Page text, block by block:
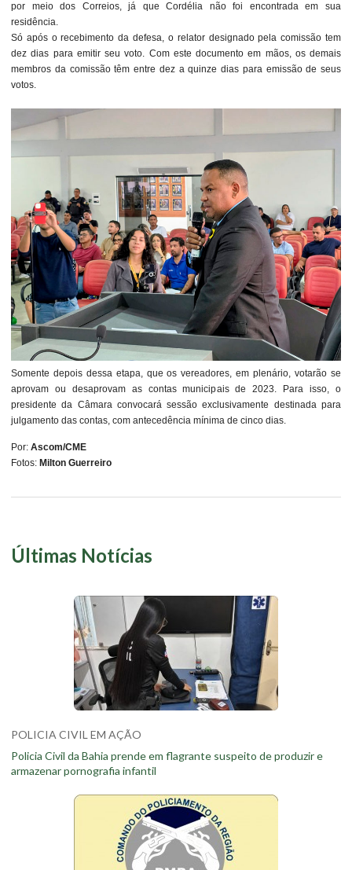
por meio dos Correios, já que Cordélia não foi encontrada em sua
residência.
Só após o recebimento da defesa, o relator designado pela comissão tem
dez dias para emitir seu voto. Com este documento em mãos, os demais
membros da comissão têm entre dez a quinze dias para emissão de seus
votos.
Somente depois dessa etapa, que os vereadores, em plenário, votarão se
aprovam ou desaprovam as contas municipais de 2023. Para isso, o
presidente da Câmara convocará sessão exclusivamente destinada para
julgamento das contas, com antecedência mínima de cinco dias.
Por: Ascom/CME
Fotos: Milton Guerreiro
Últimas Notícias
POLICIA CIVIL EM AÇÃO
Policia Civil da Bahia prende em flagrante suspeito de produzir e
armazenar pornografia infantil